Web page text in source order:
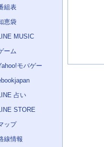
組表
恵袋
MUSIC
ーム
モバゲー
占い
STORE
ップ
線情報